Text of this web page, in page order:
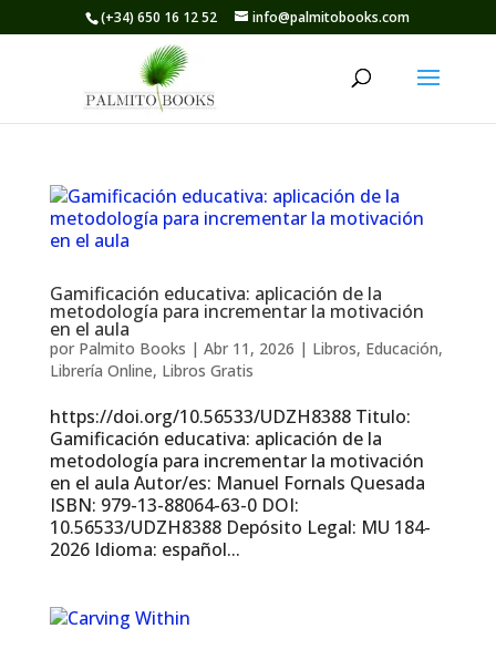
(+34) 650 16 12 52 info@palmitobooks.com
Gamificación educativa: aplicación de la
metodología para incrementar la motivación
en el aula
por Palmito Books | Abr 11, 2026 | Libros, Educación,
Librería Online, Libros Gratis
https://doi.org/10.56533/UDZH8388 Titulo:
Gamificación educativa: aplicación de la
metodología para incrementar la motivación
en el aula Autor/es: Manuel Fornals Quesada
ISBN: 979-13-88064-63-0 DOI:
10.56533/UDZH8388 Depósito Legal: MU 184-
2026 Idioma: español...